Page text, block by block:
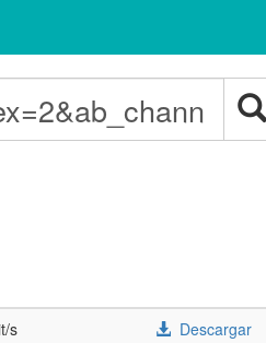
s
Descargar